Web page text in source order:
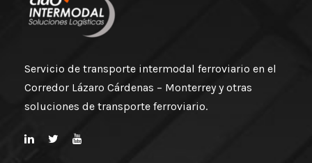
Servicio de transporte intermodal ferroviario en el
Corredor Lázaro Cárdenas – Monterrey y otras
soluciones de transporte ferroviario.